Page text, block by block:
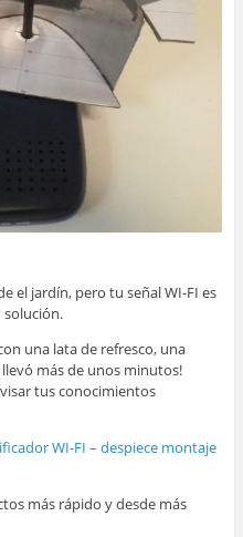
el jardín, pero tu señal WI-FI es
solución.
una lata de refresco, una
más de unos minutos!
tus conocimientos
WI-FI – despiece montaje
más rápido y desde más